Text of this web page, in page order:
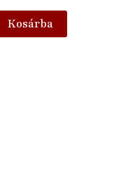
Kosárba